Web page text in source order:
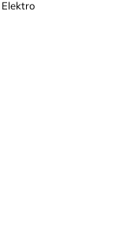
Elektro